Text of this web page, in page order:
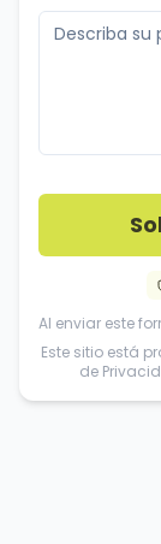
Al enviar este
Este sitio está
de